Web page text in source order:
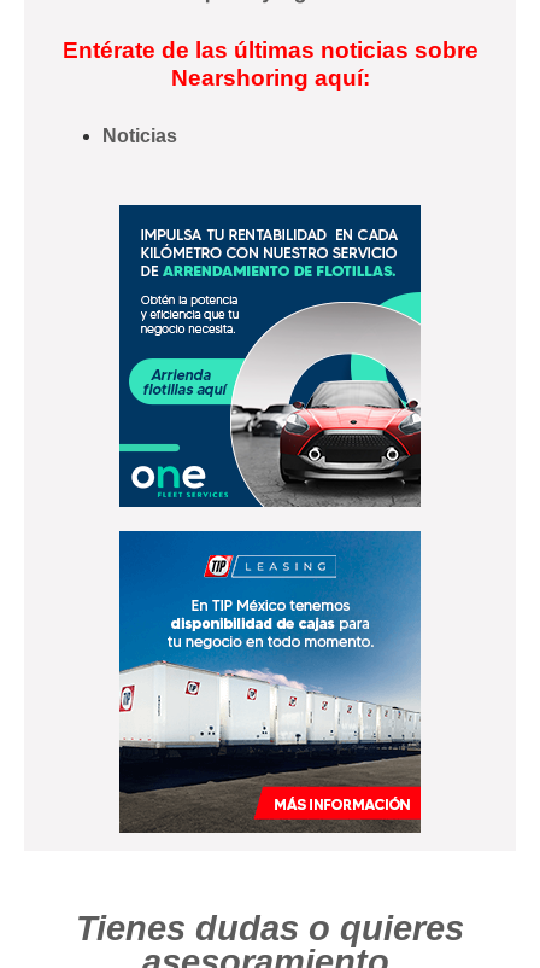
Entérate de las últimas noticias sobre
Nearshoring aquí:
Noticias
Tienes dudas o quieres